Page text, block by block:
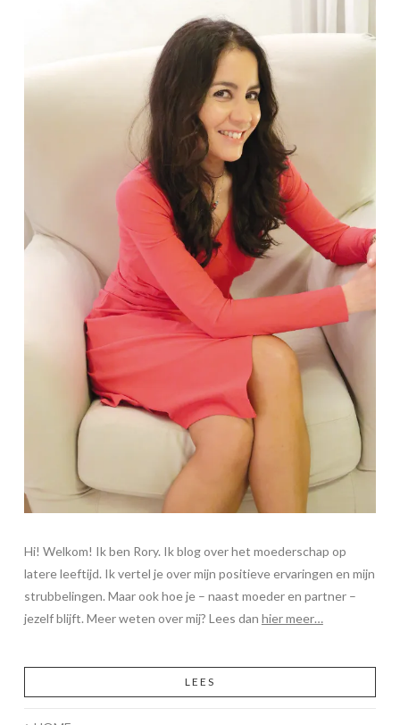
Hi! Welkom! Ik ben Rory. Ik blog over het moederschap op
latere leeftijd. Ik vertel je over mijn positieve ervaringen en mijn
strubbelingen. Maar ook hoe je – naast moeder en partner –
jezelf blijft. Meer weten over mij? Lees dan hier meer…
LEES